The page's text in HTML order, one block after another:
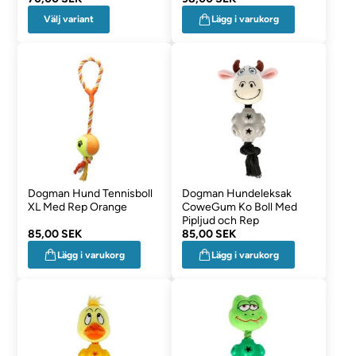
Välj variant Lägg i varukorg
Dogman Hund Tennisboll
XL Med Rep Orange
85,00 SEK
Lägg i varukorg
Dogman Hundeleksak
CoweGum Ko Boll Med
Pipljud och Rep
85,00 SEK
Lägg i varukorg